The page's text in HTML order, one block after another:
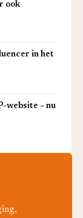
ook
in het
website – nu